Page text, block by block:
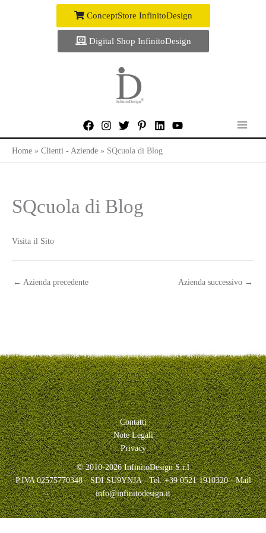
ConceptStore InfinitoDesign
Digital Shop InfinitoDesign
Home Clienti - Aziende SQcuola di Blog
SQcuola di Blog
Visita il Sito
← Azienda precedente Azienda successivo →
Contatti
Note Legali
Privacy
© 2010-2026 InfinitoDesign S.r.l
P.IVA 02575770348 - SDI SU9YNJA - Tel. +39 0521 1910320 - Mail
info@infinitodesign.it